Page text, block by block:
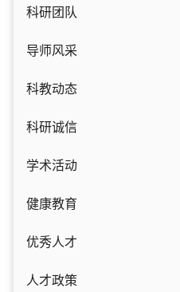
科研团队
导师风采
科教动态
科研诚信
学术活动
健康教育
优秀人才
人才政策